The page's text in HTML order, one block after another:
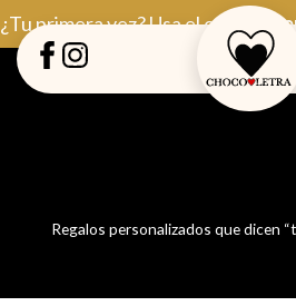
al
contenido
¿Tu primera vez? Usa el código
Regalos personalizados que dicen